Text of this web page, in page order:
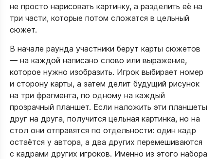
не просто нарисовать картинку, а разделить её на
три части, которые потом сложатся в цельный
сюжет.
В начале раунда участники берут карты сюжетов
— на каждой написано слово или выражение,
которое нужно изобразить. Игрок выбирает номер
и сторону карты, а затем делит будущий рисунок
на три фрагмента, по одному на каждый
прозрачный планшет. Если наложить эти планшеты
друг на друга, получится цельная картинка, но на
стол они отправятся по отдельности: один кадр
остаётся у автора, а два других перемешиваются
с кадрами других игроков. Именно из этого набора